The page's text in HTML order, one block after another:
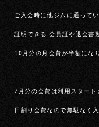
ご入会時に他ジムに通って
証明できる 会員証や退会書
10月分の月会費が半額にな
7月分の会費は利用スタート
日割り会費なので無駄なく